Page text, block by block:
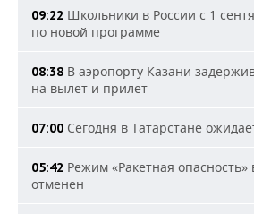
09:22 Школьники в России с 1
по новой программе
08:38 В аэропорту Казани
на вылет и прилет
07:00 Сегодня в Татарстане
05:42 Режим «Ракетная опасность»
отменен